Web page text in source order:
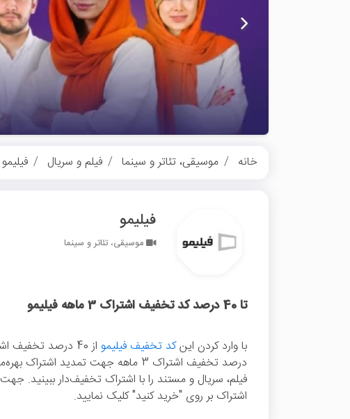
خانه موسیقی، تئاتر و سینما فیلم و سریال فیلیمو
فیلیمو
موسیقی، تئاتر و سینما
تا 40 درصد کد تخفیف اشتراک 3 ماهه فیلیمو
با وارد کردن اینکد تخفیف فیلیمو
درصد تخفیف اشتراک 3 ماهه جهت تمدید
فیلم، سریال و مستند را با اشتراک تخفیف‌دار ببینید.
اشتراک بر روی "خرید کنید" کلیک نمایید.